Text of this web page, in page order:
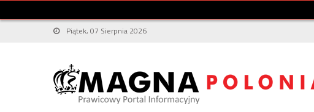
Piątek, 07 Sierpnia 2026